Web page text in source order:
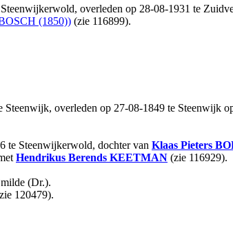
overleden op 28-08-1931 te
(1850)) (zie 116899).
Steenwijk, overleden op 27-08-1849 te Steenwijk
te Steenwijkerwold, dochter van Klaas Pieters
Hendrikus Berends KEETMAN (zie 116929).
(Dr.).
120479).